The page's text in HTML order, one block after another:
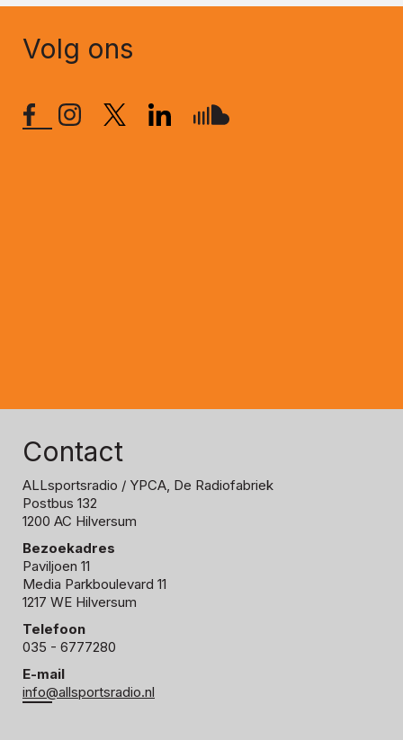
Volg ons
Contact
ALLsportsradio / YPCA, De Radiofabriek
Postbus 132
1200 AC Hilversum
Bezoekadres
Paviljoen 11
Media Parkboulevard 11
1217 WE Hilversum
Telefoon
035 - 6777280
E-mail
info@allsportsradio.nl